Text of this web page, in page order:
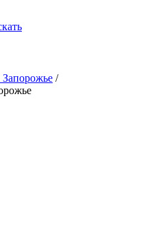
Запорожье /